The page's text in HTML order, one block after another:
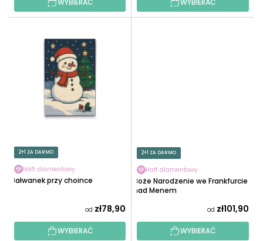
WYBIERAĆ WYBIERAĆ
2+1 ZA DARMO
Haft diamentowy
Bałwanek przy choince
od zł78,90
WYBIERAĆ
2+1 ZA DARMO
Haft diamentowy
Boże Narodzenie we Frankfurcie
nad Menem
od zł101,90
WYBIERAĆ